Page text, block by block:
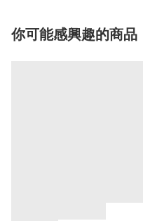
你可能感興趣的商品